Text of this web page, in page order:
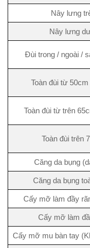
Nây lưng
Nây lưng
Đùi trong / ngoài /
Toàn đùi từ
Toàn đùi từ trên
Toàn đùi trên
Căng da bụng
Căng da bụng
Cấy mỡ làm đầy
Cấy mỡ làm
Cấy mỡ mu bàn tay